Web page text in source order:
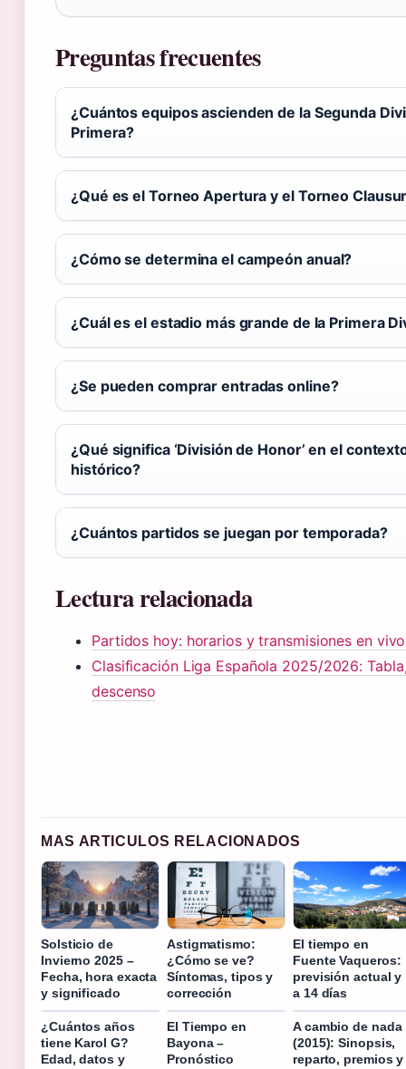
Preguntas frecuentes
¿Cuántos equipos ascienden de la Segunda
Primera?
¿Qué es el Torneo Apertura y el Torneo
¿Cómo se determina el campeón anual?
¿Cuál es el estadio más grande de la Primera
¿Se pueden comprar entradas online?
¿Qué significa ‘División de Honor’ en el
histórico?
¿Cuántos partidos se juegan por temporada?
Lectura relacionada
Partidos hoy: horarios y transmisiones en
Clasificación Liga Española 2025/2026:
descenso
MAS ARTICULOS RELACIONADOS
Solsticio de
Invierno 2025 –
Fecha, hora exacta
y significado
Astigmatismo:
¿Cómo se ve?
Síntomas, tipos y
corrección
El tiempo en
Fuente Vaqueros:
previsión actual y
a 14 días
¿Cuántos años
tiene Karol G?
Edad, datos y
El Tiempo en
Bayona –
Pronóstico
A cambio de nada
(2015): Sinopsis,
reparto, premios y